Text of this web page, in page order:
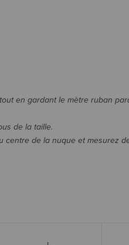
en gardant le mètre ruban
de la taille.
de la nuque et mesurez